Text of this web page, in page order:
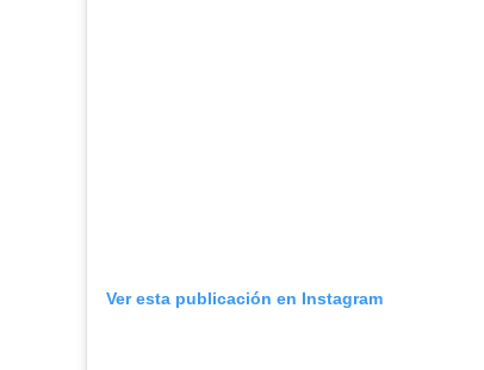
Ver esta publicación en Instagram